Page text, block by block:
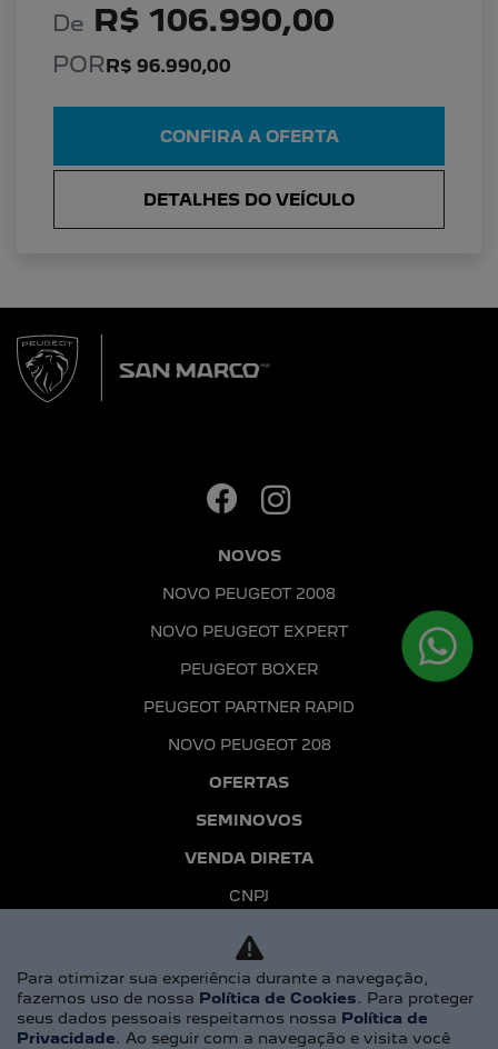
De R$ 106.990,00
PORR$ 96.990,00
CONFIRA A OFERTA
DETALHES DO VEÍCULO
NOVOS
NOVO PEUGEOT 2008
NOVO PEUGEOT EXPERT
PEUGEOT BOXER
PEUGEOT PARTNER RAPID
NOVO PEUGEOT 208
OFERTAS
SEMINOVOS
VENDA DIRETA
CNPJ
MEI
PEQUENAS E MÉDIAS EMPRESAS
PRODUTORES RURAIS
Para otimizar sua experiência durante a navegação,
fazemos uso de nossa Política de Cookies. Para proteger
seus dados pessoais respeitamos nossa Política de
Privacidade. Ao seguir com a navegação e visita você